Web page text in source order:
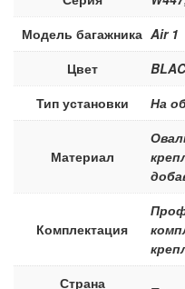
Модель багажника Air 1
Цвет
Тип установки
На
Материал
Комплектация
Страна